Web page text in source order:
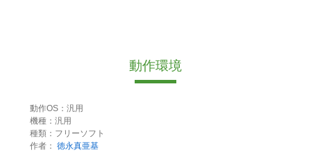
動作環境
動作OS：汎用
機種：汎用
種類：フリーソフト
作者： 徳永真亜基